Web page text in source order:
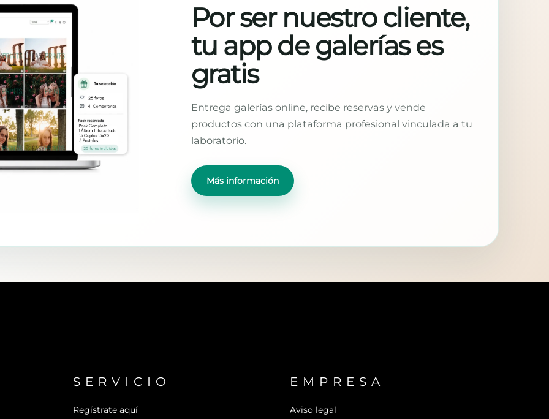
Por ser nuestro cliente,
tu app de galerías es
gratis
Entrega galerías online, recibe reservas y vende
productos con una plataforma profesional vinculada a tu
laboratorio.
Más información
SERVICIO
Regístrate aquí
EMPRESA
Aviso legal